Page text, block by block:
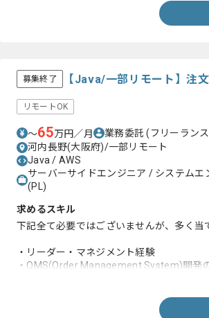
募集終了 【Java/一部リモート】注
リモートOK
〜65万円／月 業務委託(フリーラン
河内長野(大阪府)/一部リモート
Java / AWS
サーバーサイドエンジニア / システム
(PL)
求めるスキル
下記全て必要ではございませんが、多く
・リーダー・マネジメント経験
・OMS(Order Management System)開発